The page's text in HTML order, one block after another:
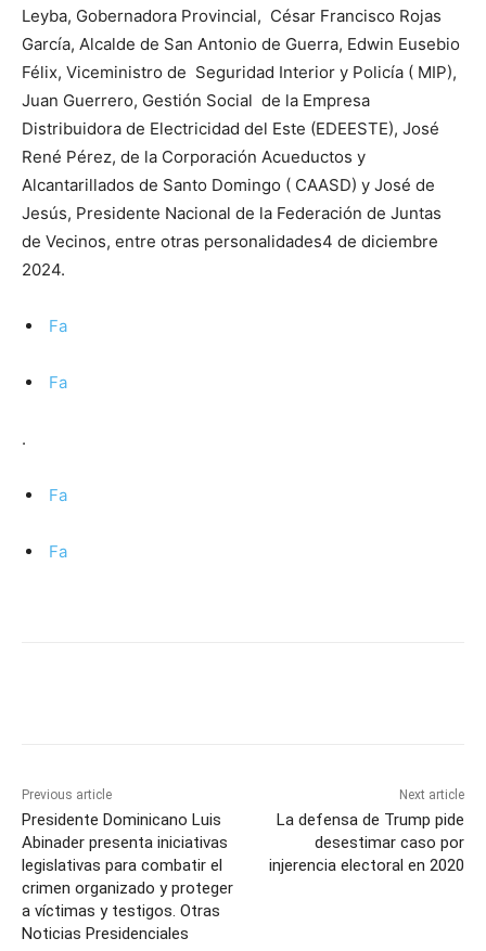
Leyba, Gobernadora Provincial, César Francisco Rojas
García, Alcalde de San Antonio de Guerra, Edwin Eusebio
Félix, Viceministro de Seguridad Interior y Policía ( MIP),
Juan Guerrero, Gestión Social de la Empresa
Distribuidora de Electricidad del Este (EDEESTE), José
René Pérez, de la Corporación Acueductos y
Alcantarillados de Santo Domingo ( CAASD) y José de
Jesús, Presidente Nacional de la Federación de Juntas
de Vecinos, entre otras personalidades4 de diciembre
2024.
Fa
Fa
.
Fa
Fa
Previous article
Presidente Dominicano Luis
Abinader presenta iniciativas
legislativas para combatir el
crimen organizado y proteger
a víctimas y testigos. Otras
Noticias Presidenciales
Next article
La defensa de Trump pide
desestimar caso por
injerencia electoral en 2020